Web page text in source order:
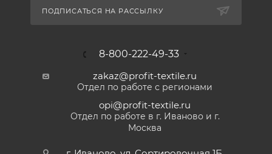
ПОДПИСАТЬСЯ НА РАССЫЛКУ
8-800-222-49-33
zakaz@profit-textile.ru
Отдел по работе с регионами
opi@profit-textile.ru
Отдел по работе в г. Иваново и г.
Москва